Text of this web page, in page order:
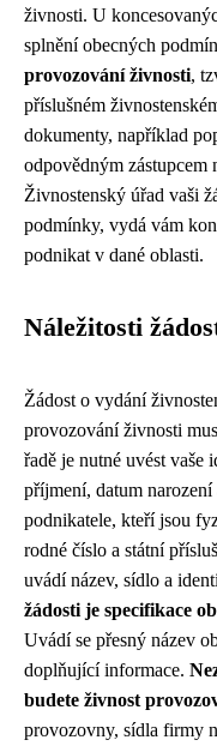
živnosti. U
splnění obecných
provozování živnosti,
příslušném
dokumenty, například
odpovědným
Živnostenský úřad vaši
podmínky, vydá vám
podnikat v dané oblasti.
Náležitosti
Žádost o vydání
provozování živnosti
řadě je nutné uvést vaše
příjmení, datum
podnikatele, kteří jsou
rodné číslo a státní
uvádí název, sídlo a
žádosti je specifikace
Uvádí se přesný název
doplňující informace.
budete živnost
provozovny, sídla firmy